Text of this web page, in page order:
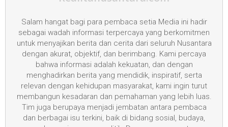
Salam hangat bagi para pembaca setia Media ini hadir
sebagai wadah informasi terpercaya yang berkomitmen
untuk menyajikan berita dan cerita dari seluruh Nusantara
dengan akurat, objektif, dan berimbang. Kami percaya
bahwa informasi adalah kekuatan, dan dengan
menghadirkan berita yang mendidik, inspiratif, serta
relevan dengan kehidupan masyarakat, kami ingin turut
membangun kesadaran dan pemahaman yang lebih luas.
Tim juga berupaya menjadi jembatan antara pembaca
dan berbagai isu terkini, baik di bidang sosial, budaya,